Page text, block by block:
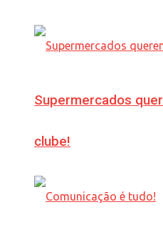
Supermercados
clube!